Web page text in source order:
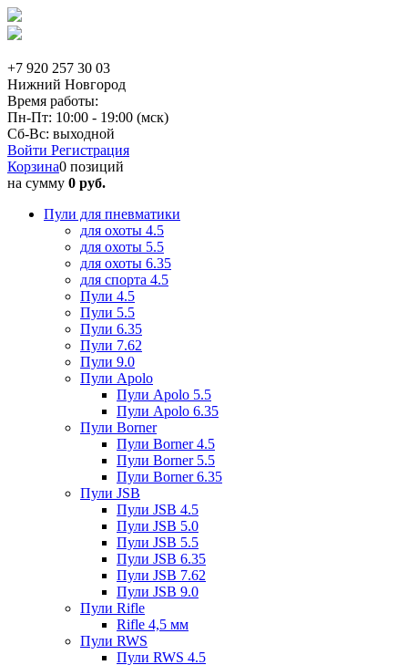
+7 920 257 30 03
Нижний Новгород
Время работы:
Пн-Пт: 10:00 - 19:00 (мск)
Сб-Вс: выходной
Войти Регистрация
Корзина0 позиций
на сумму 0 руб.
Пули для пневматики
для охоты 4.5
для охоты 5.5
для охоты 6.35
для спорта 4.5
Пули 4.5
Пули 5.5
Пули 6.35
Пули 7.62
Пули 9.0
Пули Apolo
Пули Apolo 5.5
Пули Apolo 6.35
Пули Borner
Пули Borner 4.5
Пули Borner 5.5
Пули Borner 6.35
Пули JSB
Пули JSB 4.5
Пули JSB 5.0
Пули JSB 5.5
Пули JSB 6.35
Пули JSB 7.62
Пули JSB 9.0
Пули Rifle
Rifle 4,5 мм
Пули RWS
Пули RWS 4.5